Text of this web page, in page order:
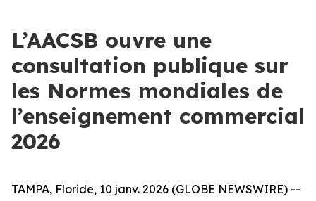
L’AACSB ouvre une
consultation publique sur
les Normes mondiales de
l’enseignement commercial
2026
TAMPA, Floride, 10 janv. 2026 (GLOBE NEWSWIRE) --